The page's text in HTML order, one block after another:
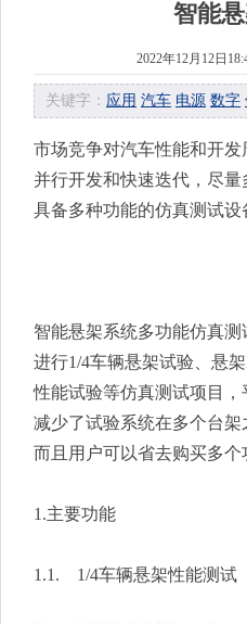
智能
2022年12月12日
关键字： 应用 汽车 电源 数字
市场竞争对汽车性能和开
并行开发和快速迭代，尽
具备多种功能的仿真测试设
智能悬架系统多功能仿真
进行1/4车辆悬架试验、悬
性能试验等仿真测试项目，
减少了试验系统在多个台架
而且用户可以省去购买多个
1.主要功能
1.1. 1/4车辆悬架性能测试